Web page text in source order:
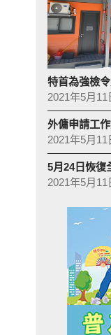
特首為強檢
2021年5月11
外傭申請工
2021年5月11
5月24日恢復
2021年5月11